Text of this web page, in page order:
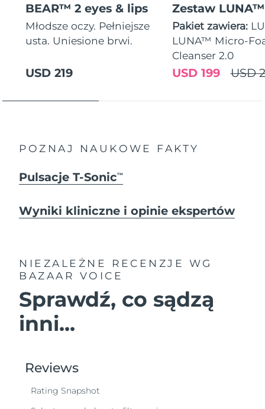
BEAR™ 2 eyes & lips
Młodsze oczy. Pełniejsze
usta. Uniesione brwi.
USD 219
Zestaw
Pakiet zawiera:
LUNA™ Micro-
Cleanser 2.0
USD
USD 199
POZNAJ NAUKOWE FAKTY
Pulsacje T-SonicTM
Wyniki kliniczne i opinie ekspertów
NIEZALEŻNE RECENZJE
WG
BAZAAR VOICE
Sprawdź, co sądzą
inni...